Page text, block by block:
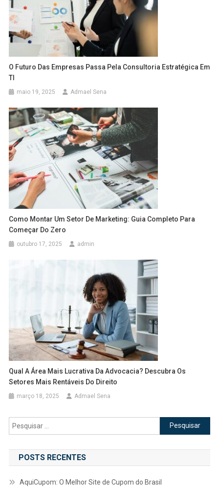
O Futuro Das Empresas Passa Pela Consultoria Estratégica Em
TI
maio 19, 2025 Admael Sena
Como Montar Um Setor De Marketing: Guia Completo Para
Começar Do Zero
outubro 17, 2025 admin
Qual A Área Mais Lucrativa Da Advocacia? Descubra Os
Setores Mais Rentáveis Do Direito
março 18, 2025 Admael Sena
Pesquisar
por:
POSTS RECENTES
AquiCupom: O Melhor Site de Cupom do Brasil